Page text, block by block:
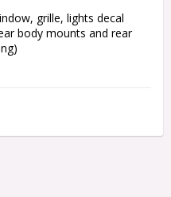
grille, lights decal
body mounts and rear